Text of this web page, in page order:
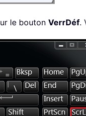
le bouton VerrDéf.